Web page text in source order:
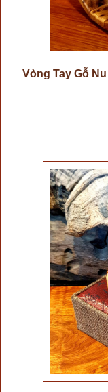
Vòng Tay Gỗ